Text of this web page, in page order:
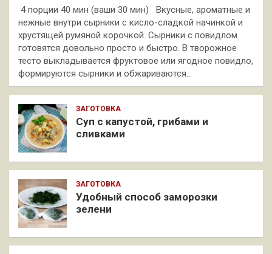
4 порции 40 мин (ваши 30 мин) Вкусные, ароматные и
нежные внутри сырники с кисло-сладкой начинкой и
хрустящей румяной корочкой. Сырники с повидлом
готовятся довольно просто и быстро. В творожное
тесто выкладывается фруктовое или ягодное повидло,
формируются сырники и обжариваются…
ЗАГОТОВКА
Суп с капустой, грибами и
сливками
ЗАГОТОВКА
Удобный способ заморозки
зелени